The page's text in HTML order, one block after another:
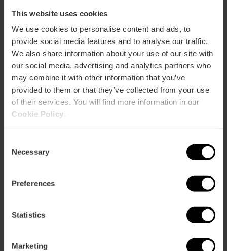
This website uses cookies
We use cookies to personalise content and ads, to
provide social media features and to analyse our traffic.
We also share information about your use of our site with
our social media, advertising and analytics partners who
may combine it with other information that you’ve
provided to them or that they’ve collected from your use
of their services. You will find more information in our
Cookie Policy
Selection
Necessary
Preferences
Statistics
Marketing